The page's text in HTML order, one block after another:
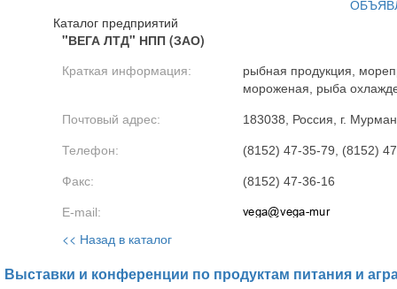
Каталог предприятий
"ВЕГА ЛТД" НПП (ЗАО)
Краткая информация:
рыбная продукция,
мороженая, рыба
Почтовый адрес: 183038, Россия, г.
Телефон: (8152) 47-35-79, (8152)
Факс: (8152) 47-36-16
E-mail:
<< Назад в каталог
Выставки и конференции по продуктам питания и